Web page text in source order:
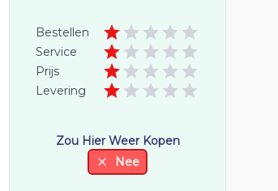
Bestellen
Service
Prijs
Levering
Zou Hier Weer Kopen
Nee